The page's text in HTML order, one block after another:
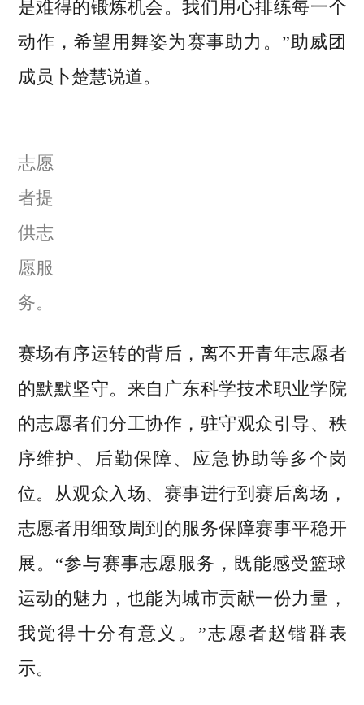
是难得的锻炼机会。我们用心排练每一个
动作，希望用舞姿为赛事助力。”助威团
成员卜楚慧说道。
志愿
者提
供志
愿服
务。
赛场有序运转的背后，离不开青年志愿者
的默默坚守。来自广东科学技术职业学院
的志愿者们分工协作，驻守观众引导、秩
序维护、后勤保障、应急协助等多个岗
位。从观众入场、赛事进行到赛后离场，
志愿者用细致周到的服务保障赛事平稳开
展。“参与赛事志愿服务，既能感受篮球
运动的魅力，也能为城市贡献一份力量，
我觉得十分有意义。”志愿者赵锴群表
示。